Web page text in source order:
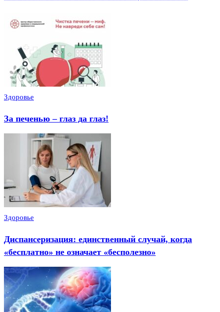
Здоровье
За печенью – глаз да глаз!
Здоровье
Диспансеризация: единственный случай, когда
«бесплатно» не означает «бесполезно»